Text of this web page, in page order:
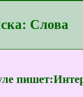
Слова